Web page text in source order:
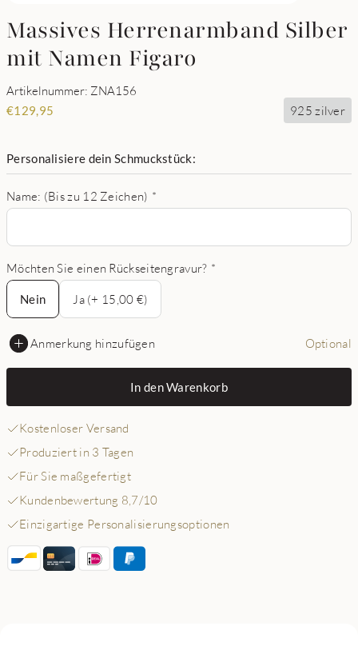
Massives Herrenarmband Silber
mit Namen Figaro
Artikelnummer: ZNA156
€129,95 925 zilver
Personalisiere dein Schmuckstück:
Name: (Bis zu 12 Zeichen) *
Möchten Sie einen Rückseitengravur? *
Nein
Nein
Ja (+ 15,00 €)
Anmerkung hinzufügen Optional
In den Warenkorb
Kostenloser Versand
Produziert in 3 Tagen
Für Sie maßgefertigt
Kundenbewertung 8,7/10
Einzigartige Personalisierungsoptionen